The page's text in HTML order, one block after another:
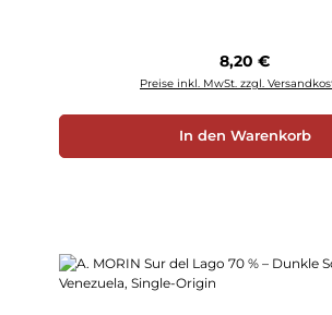
Regulärer Preis:
8,20 €
Preise inkl. MwSt. zzgl.
In den Warenkorb